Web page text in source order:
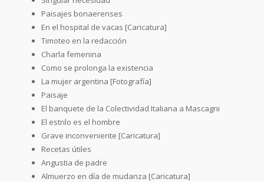
Paisajes bonaerenses
En el hospital de vacas [Caricatura]
Timoteo en la redacción
Charla femenina
Como se prolonga la existencia
La mujer argentina [Fotografía]
Paisaje
El banquete de la Colectividad Italiana a Mascagni
El estrilo es el hombre
Grave inconveniente [Caricatura]
Recetas útiles
Angustia de padre
Almuerzo en día de mudanza [Caricatura]